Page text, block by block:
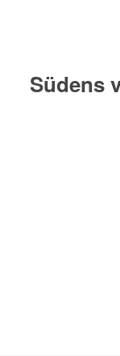
Südens